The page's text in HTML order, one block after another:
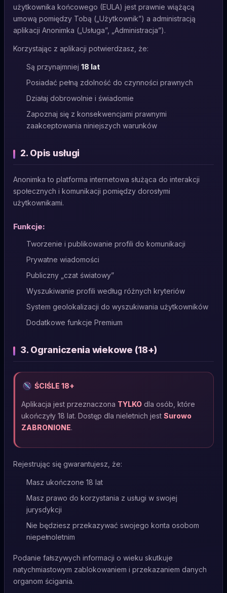
użytkownika końcowego (EULA) jest prawnie wiążącą
umową pomiędzy Tobą („Użytkownik”) a administracją
aplikacji Anonimka („Usługa”, „Administracja”).
Korzystając z aplikacji potwierdzasz, że:
Są przynajmniej 18 lat
Posiadać pełną zdolność do czynności prawnych
Działaj dobrowolnie i świadomie
Zapoznaj się z konsekwencjami prawnymi
zaakceptowania niniejszych warunków
2. Opis usługi
Anonimka to platforma internetowa służąca do interakcji
społecznych i komunikacji pomiędzy dorosłymi
użytkownikami.
Funkcje:
Tworzenie i publikowanie profili do komunikacji
Prywatne wiadomości
Publiczny „czat światowy”
Wyszukiwanie profili według różnych kryteriów
System geolokalizacji do wyszukiwania użytkowników
Dodatkowe funkcje Premium
3. Ograniczenia wiekowe (18+)
ŚCIŚLE 18+
Aplikacja jest przeznaczona TYLKO dla osób, które
ukończyły 18 lat. Dostęp dla nieletnich jest Surowo
ZABRONIONE.
Rejestrując się gwarantujesz, że:
Masz ukończone 18 lat
Masz prawo do korzystania z usługi w swojej
jurysdykcji
Nie będziesz przekazywać swojego konta osobom
niepełnoletnim
Podanie fałszywych informacji o wieku skutkuje
natychmiastowym zablokowaniem i przekazaniem danych
organom ścigania.